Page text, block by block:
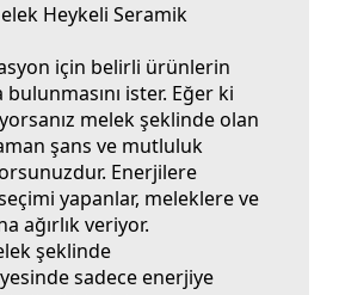
Heykeli Seramik
için belirli ürünlerin
ister. Eğer ki
melek şeklinde olan
şans ve mutluluk
Enerjilere
yapanlar, meleklere ve
ağırlık veriyor.
şeklinde
sadece enerjiye